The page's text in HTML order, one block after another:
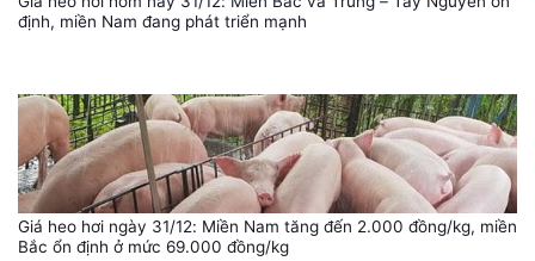
định, miền Nam đang phát triển mạnh
Giá heo hơi ngày 31/12: Miền Nam tăng đến 2.000 đồng/kg, miền
Bắc ổn định ở mức 69.000 đồng/kg